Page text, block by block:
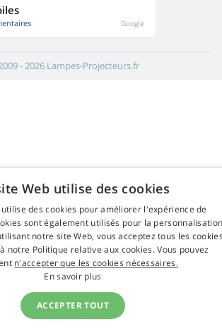
Google
- 2026 Lampes-Projecteurs.fr
Web utilise des cookies
des cookies pour améliorer l'expérience de
sont également utilisés pour la
notre site Web, vous acceptez tous les
notre Politique relative aux cookies. Vous pouvez
n'accepter que les cookies nécessaires.
En savoir plus
ACCEPTER TOUT